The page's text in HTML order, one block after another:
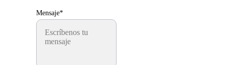
Mensaje*